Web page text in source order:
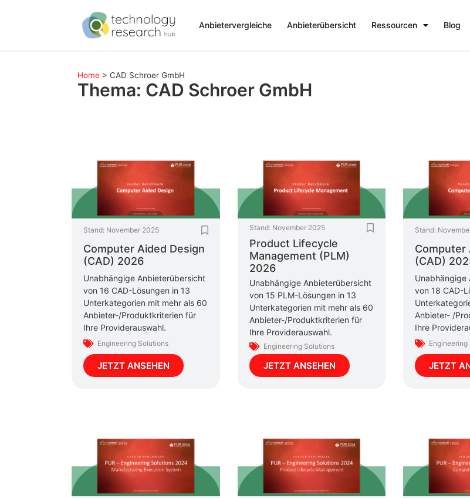
Anbietervergleiche Anbieterübersicht Ressourcen Blog
Home > CAD Schroer GmbH
Thema: CAD Schroer GmbH
Stand: November 2025
Computer Aided Design
(CAD) 2026
Unabhängige Anbieterübersicht
von 16 CAD-Lösungen in 13
Unterkategorien mit mehr als 60
Anbieter-/Produktkriterien für
Ihre Providerauswahl.
Engineering Solutions
JETZT ANSEHEN
Stand: November 2025
Product Lifecycle
Management (PLM)
2026
Unabhängige Anbieterübersicht
von 15 PLM-Lösungen in 13
Unterkategorien mit mehr als 60
Anbieter-/Produktkriterien für
Ihre Providerauswahl.
Engineering Solutions
JETZT ANSEHEN
Stand:
Computer
(CAD)
Unabhängige
von 18 CAD-
Anbieter- /
Ihre
JETZT